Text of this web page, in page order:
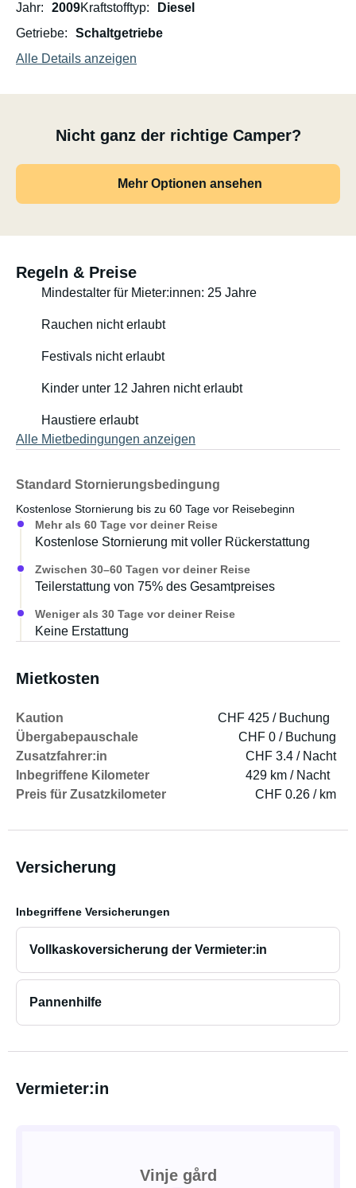
Jahr
2009Kraftstofftyp
Diesel
Getriebe
Schaltgetriebe
Alle Details anzeigen
Nicht ganz der richtige Camper?
Mehr Optionen ansehen
Regeln & Preise
Mindestalter für Mieter:innen: 25 Jahre
Rauchen nicht erlaubt
Festivals nicht erlaubt
Kinder unter 12 Jahren nicht erlaubt
Haustiere erlaubt
Alle Mietbedingungen anzeigen
Standard Stornierungsbedingung
Kostenlose Stornierung bis zu 60 Tage vor Reisebeginn
Mehr als 60 Tage vor deiner Reise
Kostenlose Stornierung mit voller Rückerstattung
Zwischen 30–60 Tagen vor deiner Reise
Teilerstattung von 75% des Gesamtpreises
Weniger als 30 Tage vor deiner Reise
Keine Erstattung
Mietkosten
Kaution
CHF 425 / Buchung
Übergabepauschale
CHF 0 / Buchung
Zusatzfahrer:in
CHF 3.4 / Nacht
Inbegriffene Kilometer
429 km / Nacht
Preis für Zusatzkilometer
CHF 0.26 / km
Versicherung
Inbegriffene Versicherungen
Vollkaskoversicherung der Vermieter:in
Pannenhilfe
Vermieter:in
Vinje gård